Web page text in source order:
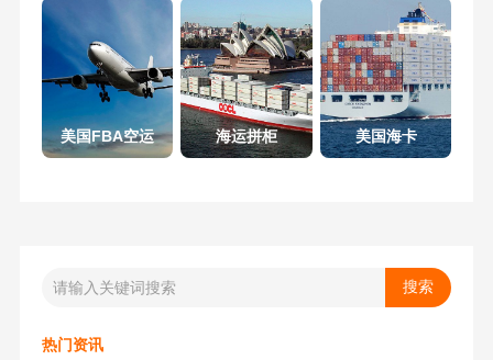
美国FBA空运 海运拼柜 美国海卡
热门资讯